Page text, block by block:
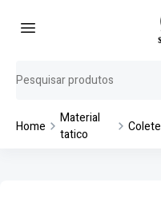
Home
Material
tatico
Colete